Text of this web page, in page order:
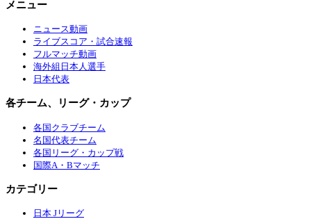
メニュー
ニュース動画
ライブスコア・試合速報
フルマッチ動画
海外組日本人選手
日本代表
各チーム、リーグ・カップ
各国クラブチーム
名国代表チーム
各国リーグ・カップ戦
国際A・Bマッチ
カテゴリー
日本 Jリーグ